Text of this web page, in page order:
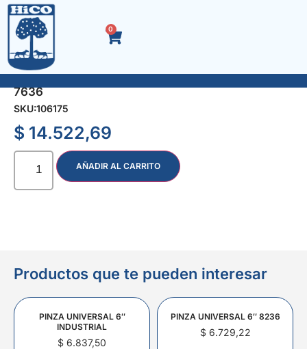
0
FRESA P/MOLDURA CLASICA 1/4 x 1.3/8 x 11/16″
7636
SKU:106175
$ 14.522,69
AÑADIR AL CARRITO
Productos que te pueden interesar
PINZA UNIVERSAL 6″
INDUSTRIAL
$ 6.837,50
PINZA UNIVERSAL 6″ 8236
$6.729,22